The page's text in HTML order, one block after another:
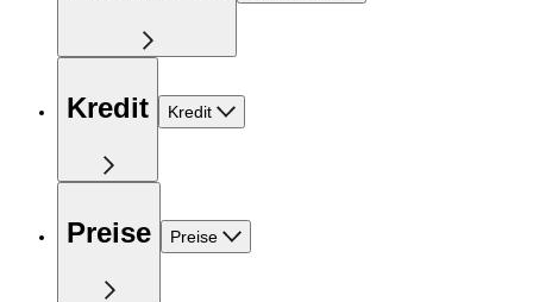
Kredit Kredit
Preise Preise